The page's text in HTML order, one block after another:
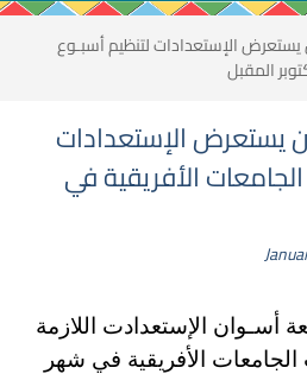
الإستعدادات لتنظيم أسبـوع
المقبل
الإستعدادات
الأفريقية في
الإستعدادت اللازمة
الأفريقية في شهر